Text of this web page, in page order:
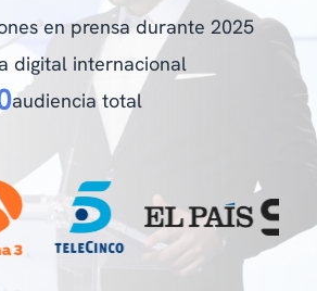
en prensa durante 2025
digital internacional
audiencia total